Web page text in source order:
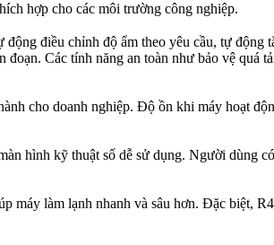
hợp cho các môi trường công nghiệp.
điều chỉnh độ ẩm theo yêu cầu, tự
Các tính năng an toàn như bảo vệ quá
cho doanh nghiệp. Độ ồn khi máy hoạt
hình kỹ thuật số dễ sử dụng. Người dùng
làm lạnh nhanh và sâu hơn. Đặc biệt,